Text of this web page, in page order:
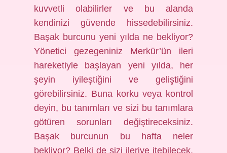
kuvvetli olabilirler ve bu alanda
kendinizi güvende hissedebilirsiniz.
Başak burcunu yeni yılda ne bekliyor?
Yönetici gezegeniniz Merkür’ün ileri
hareketiyle başlayan yeni yılda, her
şeyin iyileştiğini ve geliştiğini
görebilirsiniz. Buna korku veya kontrol
deyin, bu tanımları ve sizi bu tanımlara
götüren sorunları değiştireceksiniz.
Başak burcunun bu hafta neler
bekliyor? Belki de sizi ileriye itebilecek,